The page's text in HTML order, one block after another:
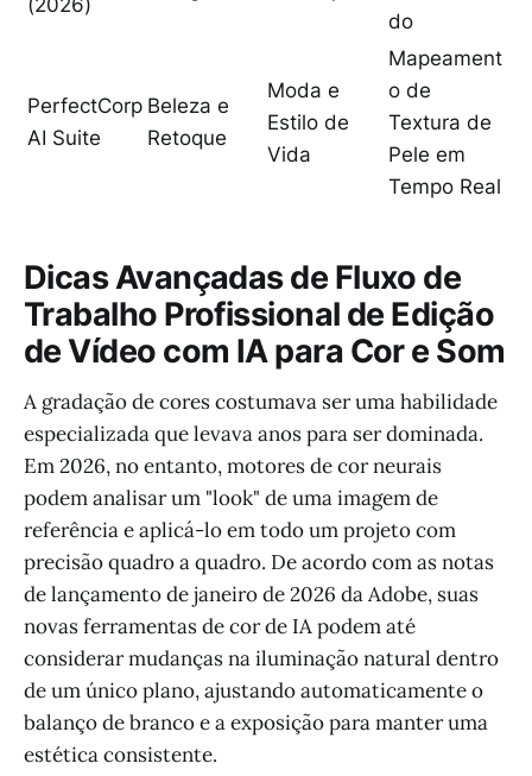
(2026)
do
PerfectCorp
AI Suite
Beleza e
Retoque
Moda e
Estilo de
Vida
Mapeament
o de
Textura de
Pele em
Tempo Real
Dicas Avançadas de Fluxo de
Trabalho Profissional de Edição
de Vídeo com IA para Cor e Som
A gradação de cores costumava ser uma habilidade
especializada que levava anos para ser dominada.
Em 2026, no entanto, motores de cor neurais
podem analisar um "look" de uma imagem de
referência e aplicá-lo em todo um projeto com
precisão quadro a quadro. De acordo com as notas
de lançamento de janeiro de 2026 da Adobe, suas
novas ferramentas de cor de IA podem até
considerar mudanças na iluminação natural dentro
de um único plano, ajustando automaticamente o
balanço de branco e a exposição para manter uma
estética consistente.